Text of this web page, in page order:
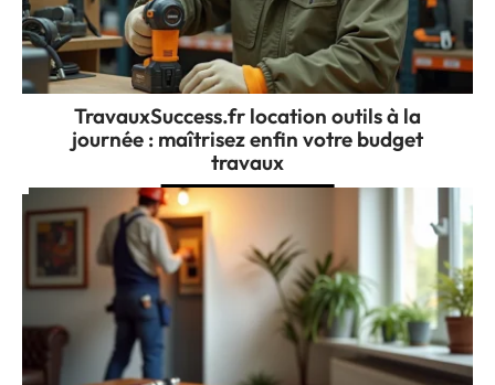
TravauxSuccess.fr location outils à la
journée : maîtrisez enfin votre budget
travaux